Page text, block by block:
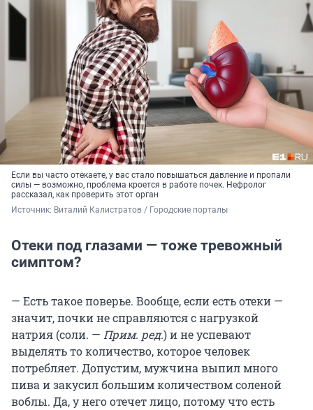
Если вы часто отекаете, у вас стало повышаться давление и пропали
силы — возможно, проблема кроется в работе почек. Нефролог
рассказал, как проверить этот орган
Источник: Виталий Калистратов / Городские порталы
Отеки под глазами — тоже тревожный
симптом?
— Есть такое поверье. Вообще, если есть отеки —
значит, почки не справляются с нагрузкой
натрия (соли. — Прим. ред.) и не успевают
выделять то количество, которое человек
потребляет. Допустим, мужчина выпил много
пива и закусил большим количеством соленой
воблы. Да, у него отечет лицо, потому что есть